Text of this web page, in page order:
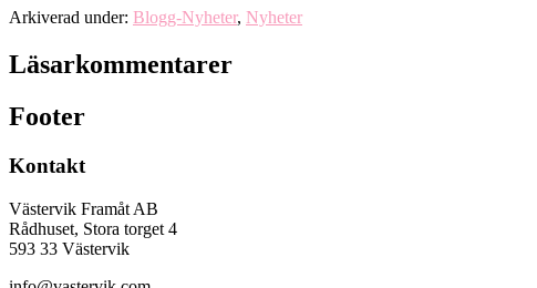
Arkiverad under: Blogg-Nyheter, Nyheter
Läsarkommentarer
Footer
Kontakt
Västervik Framåt AB
Rådhuset, Stora torget 4
593 33 Västervik